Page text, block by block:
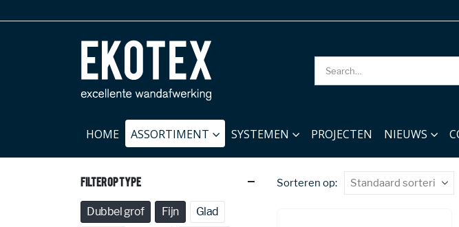
HOME ASSORTIMENT SYSTEMEN PROJECTEN NIEUWS
Sorteren op:
Filter Op Type
Dubbel grof Fijn
Glad